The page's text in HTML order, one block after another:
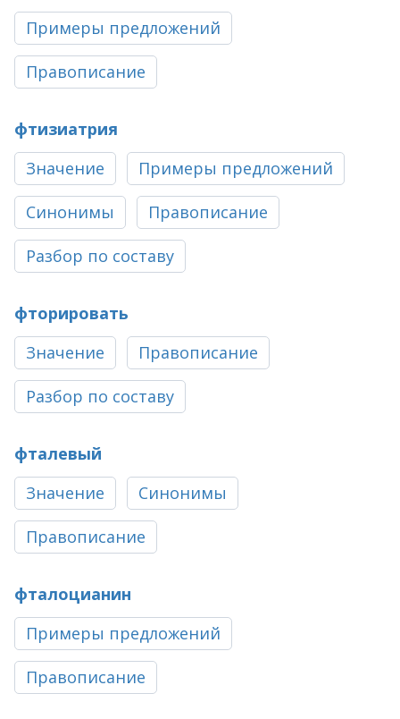
Примеры предложений
Правописание
фтизиатрия
Значение
Примеры предложений
Синонимы Правописание
Разбор по составу
фторировать
Значение
Правописание
Разбор по составу
фталевый
Значение
Синонимы
Правописание
фталоцианин
Примеры предложений
Правописание